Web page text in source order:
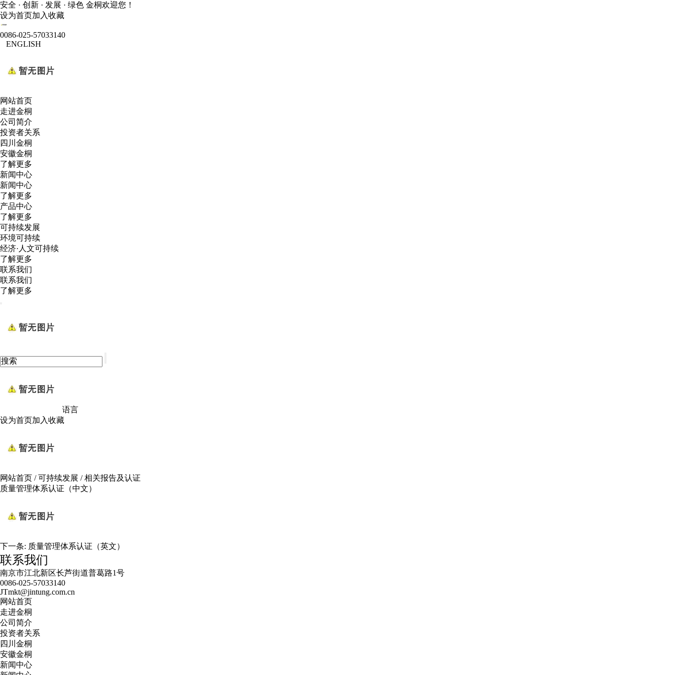
安全 · 创新 · 发展 · 绿色 金桐欢迎您！
设为首页加入收藏
0086-025-57033140
ENGLISH
网站首页
走进金桐
公司简介
投资者关系
四川金桐
安徽金桐
了解更多
新闻中心
新闻中心
了解更多
产品中心
了解更多
可持续发展
环境可持续
经济·人文可持续
了解更多
联系我们
联系我们
了解更多
语言
设为首页加入收藏
网站首页 /可持续发展 /相关报告及认证
质量管理体系认证（中文）
下一条: 质量管理体系认证（英文）
联系我们
南京市江北新区长芦街道普葛路1号
0086-025-57033140
JTmkt@jintung.com.cn
网站首页
走进金桐
公司简介
投资者关系
四川金桐
安徽金桐
新闻中心